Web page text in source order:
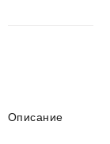
Описание